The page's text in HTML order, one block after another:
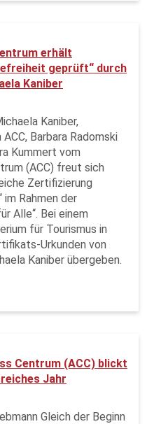
erhält
geprüft“ durch
Kaniber
Kaniber,
Barbara Radomski
Kummert vom
(ACC) freut sich
Zertifizierung
Rahmen der
Alle“. Bei einem
für Tourismus in
Urkunden von
Kaniber übergeben.
Centrum (ACC) blickt
Jahr
Gleich der Beginn